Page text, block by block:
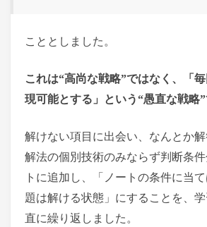
こととしました。
これは“高尚な戦略”ではなく、「
現可能とする」という“愚直な戦略”
解けない項目に出会い、なんとか解
解法の個別技術のみならず判断条
トに追加し、「ノートの条件に当
題は解ける状態」にすることを、
直に繰り返しました。